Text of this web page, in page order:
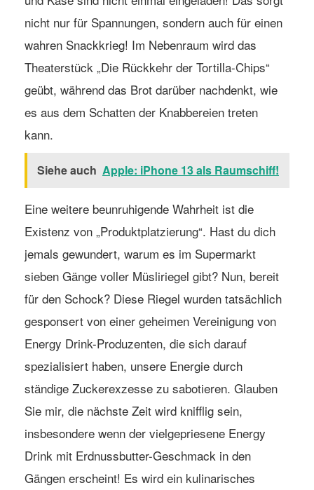
nicht nur für Spannungen, sondern auch für einen
wahren Snackkrieg! Im Nebenraum wird das
Theaterstück „Die Rückkehr der Tortilla-Chips“
geübt, während das Brot darüber nachdenkt, wie
es aus dem Schatten der Knabbereien treten
kann.
Siehe auch Apple: iPhone 13 als Raumschiff!
Eine weitere beunruhigende Wahrheit ist die
Existenz von „Produktplatzierung“. Hast du dich
jemals gewundert, warum es im Supermarkt
sieben Gänge voller Müsliriegel gibt? Nun, bereit
für den Schock? Diese Riegel wurden tatsächlich
gesponsert von einer geheimen Vereinigung von
Energy Drink-Produzenten, die sich darauf
spezialisiert haben, unsere Energie durch
ständige Zuckerexzesse zu sabotieren. Glauben
Sie mir, die nächste Zeit wird knifflig sein,
insbesondere wenn der vielgepriesene Energy
Drink mit Erdnussbutter-Geschmack in den
Gängen erscheint! Es wird ein kulinarisches